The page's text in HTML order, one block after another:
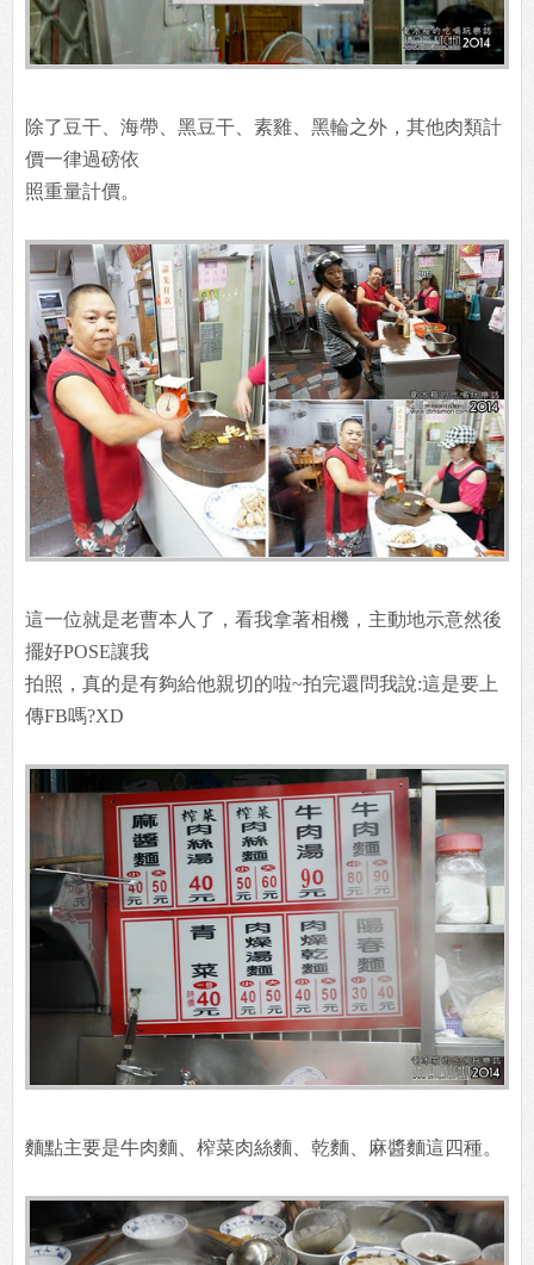
除了豆干、海帶、黑豆干、素雞、黑輪之外，其他肉類計
價一律過磅依
照重量計價。
這一位就是老曹本人了，看我拿著相機，主動地示意然後
擺好POSE讓我
拍照，真的是有夠給他親切的啦~拍完還問我說:這是要上
傳FB嗎?XD
麵點主要是牛肉麵、榨菜肉絲麵、乾麵、麻醬麵這四種。